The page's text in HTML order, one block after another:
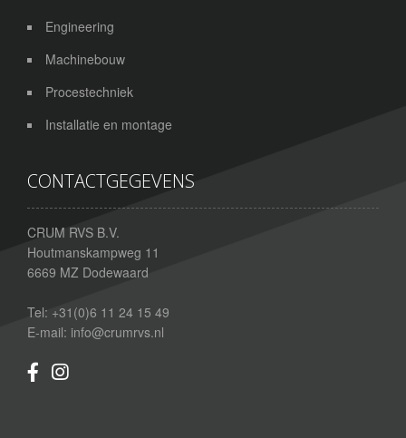
Engineering
Machinebouw
Procestechniek
Installatie en montage
CONTACTGEGEVENS
CRUM RVS B.V.
Houtmanskampweg 11
6669 MZ Dodewaard
Tel: +31(0)6 11 24 15 49
E-mail: info@crumrvs.nl